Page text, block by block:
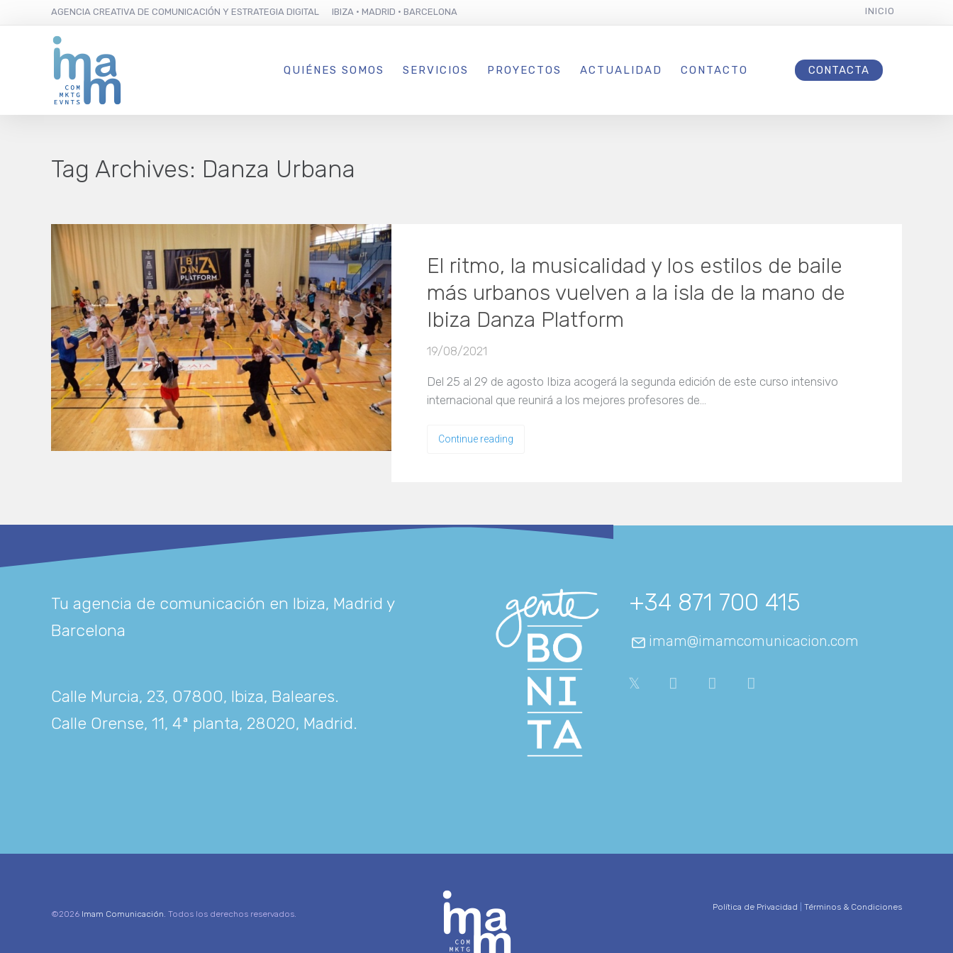
AGENCIA CREATIVA DE COMUNICACIÓN Y ESTRATEGIA DIGITAL IBIZA · MADRID · BARCELONA INICIO
QUIÉNES SOMOS SERVICIOS PROYECTOS ACTUALIDAD CONTACTO CONTACTA
Tag Archives: Danza Urbana
El ritmo, la musicalidad y los estilos de baile
más urbanos vuelven a la isla de la mano de
Ibiza Danza Platform
19/08/2021
Del 25 al 29 de agosto Ibiza acogerá la segunda edición de este curso intensivo
internacional que reunirá a los mejores profesores de…
Continue reading
Tu agencia de comunicación en Ibiza, Madrid y
Barcelona
Calle Murcia, 23, 07800, Ibiza, Baleares.
Calle Orense, 11, 4ª planta, 28020, Madrid.
+34 871 700 415
imam@imamcomunicacion.com
©2026 Imam Comunicación. Todos los derechos reservados.
Política de Privacidad Términos & Condiciones